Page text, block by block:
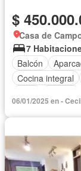
$
Casa de
7
Balcón
Cocina integral
06/01/2025 en -